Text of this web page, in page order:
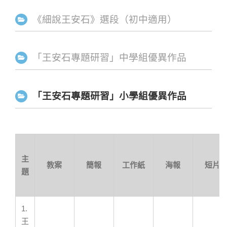
《細說王安石》選段（初中適用）
「王安石專題研習」中學組優異作品
「王安石專題研習」小學組優異作品
主
題
教案 簡報 工作紙 海報 短片
1.
王